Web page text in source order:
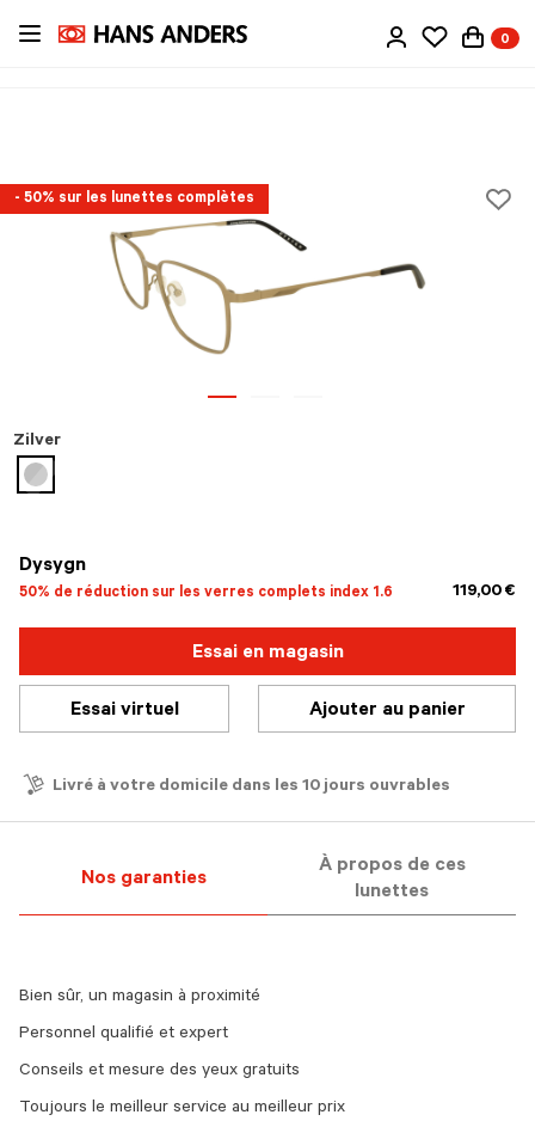
Passer
0
- 50% sur les lunettes complètes
Dysygn
50% de réduction sur les verres complets index 1.6 119,00 €
Zilver
sélectionné
Essai en magasin
Essai virtuel Ajouter au panier
Livré à votre domicile dans les 10 jours ouvrables
Nos garanties
À propos de ces
lunettes
Bien sûr, un magasin à proximité
Personnel qualifié et expert
Conseils et mesure des yeux gratuits
Toujours le meilleur service au meilleur prix